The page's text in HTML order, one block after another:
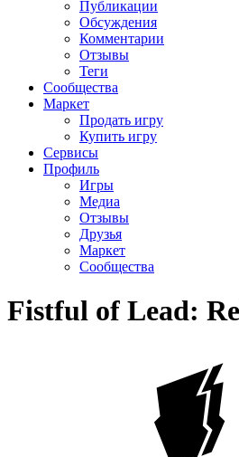
Публикации
Обсуждения
Комментарии
Отзывы
Теги
Сообщества
Маркет
Продать игру
Купить игру
Сервисы
Профиль
Игры
Медиа
Отзывы
Друзья
Маркет
Сообщества
Fistful of Lead: